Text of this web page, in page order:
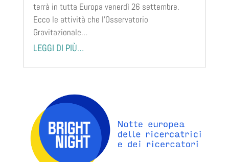
terrà in tutta Europa venerdì 26 settembre.
Ecco le attività che l’Osservatorio
Gravitazionale…
LEGGI DI PIÙ…